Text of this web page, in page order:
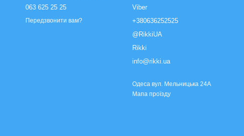
063 625 25 25
Передзвонити вам?
Viber
+380636252525
@RikkiUA
Rikki
info@rikki.ua
Одеса вул. Мельницька 24А
Мапа проїзду